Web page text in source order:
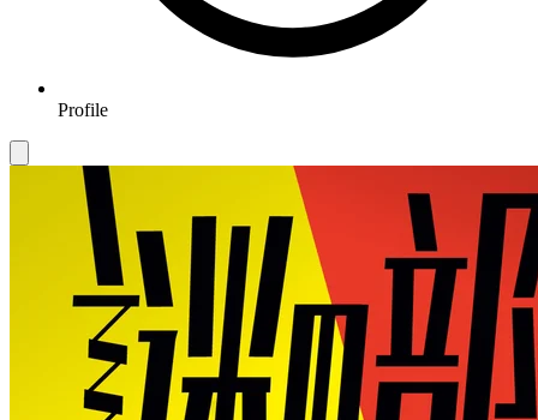
Profile